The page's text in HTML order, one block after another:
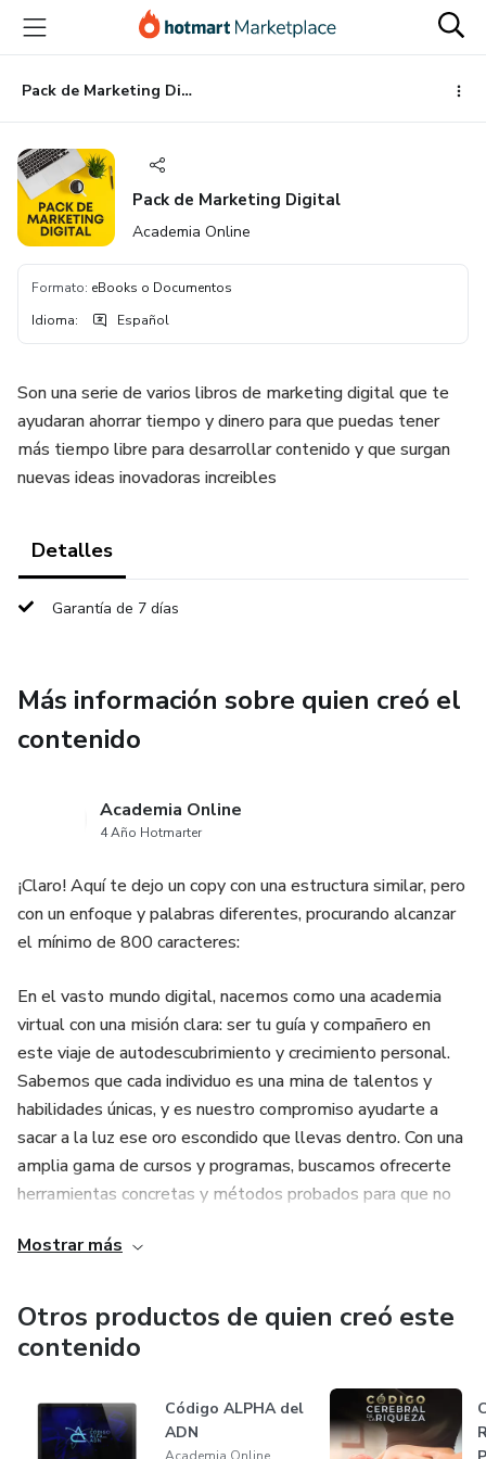
principal
página
de
página
Pack de Marketing Digital
Pack de Marketing Digital
Academia Online
Formato: eBooks o Documentos
Idioma: Español
Son una serie de varios libros de marketing digital que te
ayudaran ahorrar tiempo y dinero para que puedas tener
más tiempo libre para desarrollar contenido y que surgan
nuevas ideas inovadoras increibles
Detalles
Garantía de 7 días
Más información sobre quien creó el
contenido
Academia Online
4 Año Hotmarter
¡Claro! Aquí te dejo un copy con una estructura similar, pero
con un enfoque y palabras diferentes, procurando alcanzar
el mínimo de 800 caracteres:
En el vasto mundo digital, nacemos como una academia
virtual con una misión clara: ser tu guía y compañero en
este viaje de autodescubrimiento y crecimiento personal.
Sabemos que cada individuo es una mina de talentos y
habilidades únicas, y es nuestro compromiso ayudarte a
sacar a la luz ese oro escondido que llevas dentro. Con una
amplia gama de cursos y programas, buscamos ofrecerte
herramientas concretas y métodos probados para que no
máximo.
No nos conformamos con ser solo otro recurso en línea.
Aspiramos a ser tu faro en el océano del desarrollo
personal. Al sumergirte en nuestros contenidos,
encontrarás más que simple información: encontrarás un
camino diseñado específicamente para desencadenar tu
potencial ilimitado. A lo largo de este proceso, te
Mostrar más
Otros productos de quien creó este
contenido
Código ALPHA del
ADN